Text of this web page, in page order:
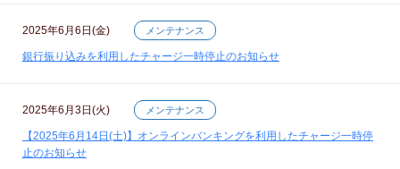
2025年6月6日(金) メンテナンス
銀行振り込みを利用したチャージ一時停止のお知らせ
2025年6月3日(火) メンテナンス
【2025年6月14日(土)】オンラインバンキングを利用したチャージ一時停
止のお知らせ